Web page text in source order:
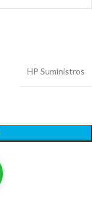
HP Suministros